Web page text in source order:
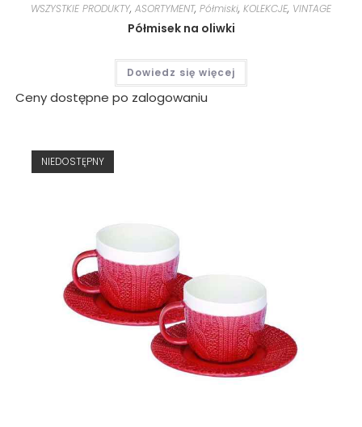
WSZYSTKIE PRODUKTY, ASORTYMENT, Półmiski, KOLEKCJE, VINTAGE
Półmisek na oliwki
Dowiedz się więcej
Ceny dostępne po zalogowaniu
NIEDOSTĘPNY